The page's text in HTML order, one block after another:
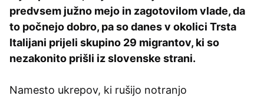
predvsem južno mejo in zagotovilom vlade, da
to počnejo dobro, pa so danes v okolici Trsta
Italijani prijeli skupino 29 migrantov, ki so
nezakonito prišli iz slovenske strani.
Namesto ukrepov, ki rušijo notranjo